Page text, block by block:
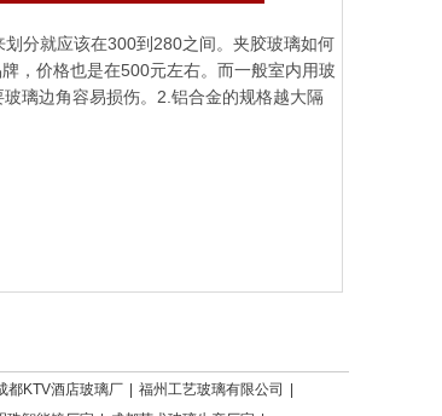
分就应该在300到280之间。夹胶玻璃如何
，价格也是在500元左右。而一般室内用玻
璃边角容易损伤。2.铝合金的规格越大隔
都KTV酒店玻璃厂 福州工艺玻璃有限公司